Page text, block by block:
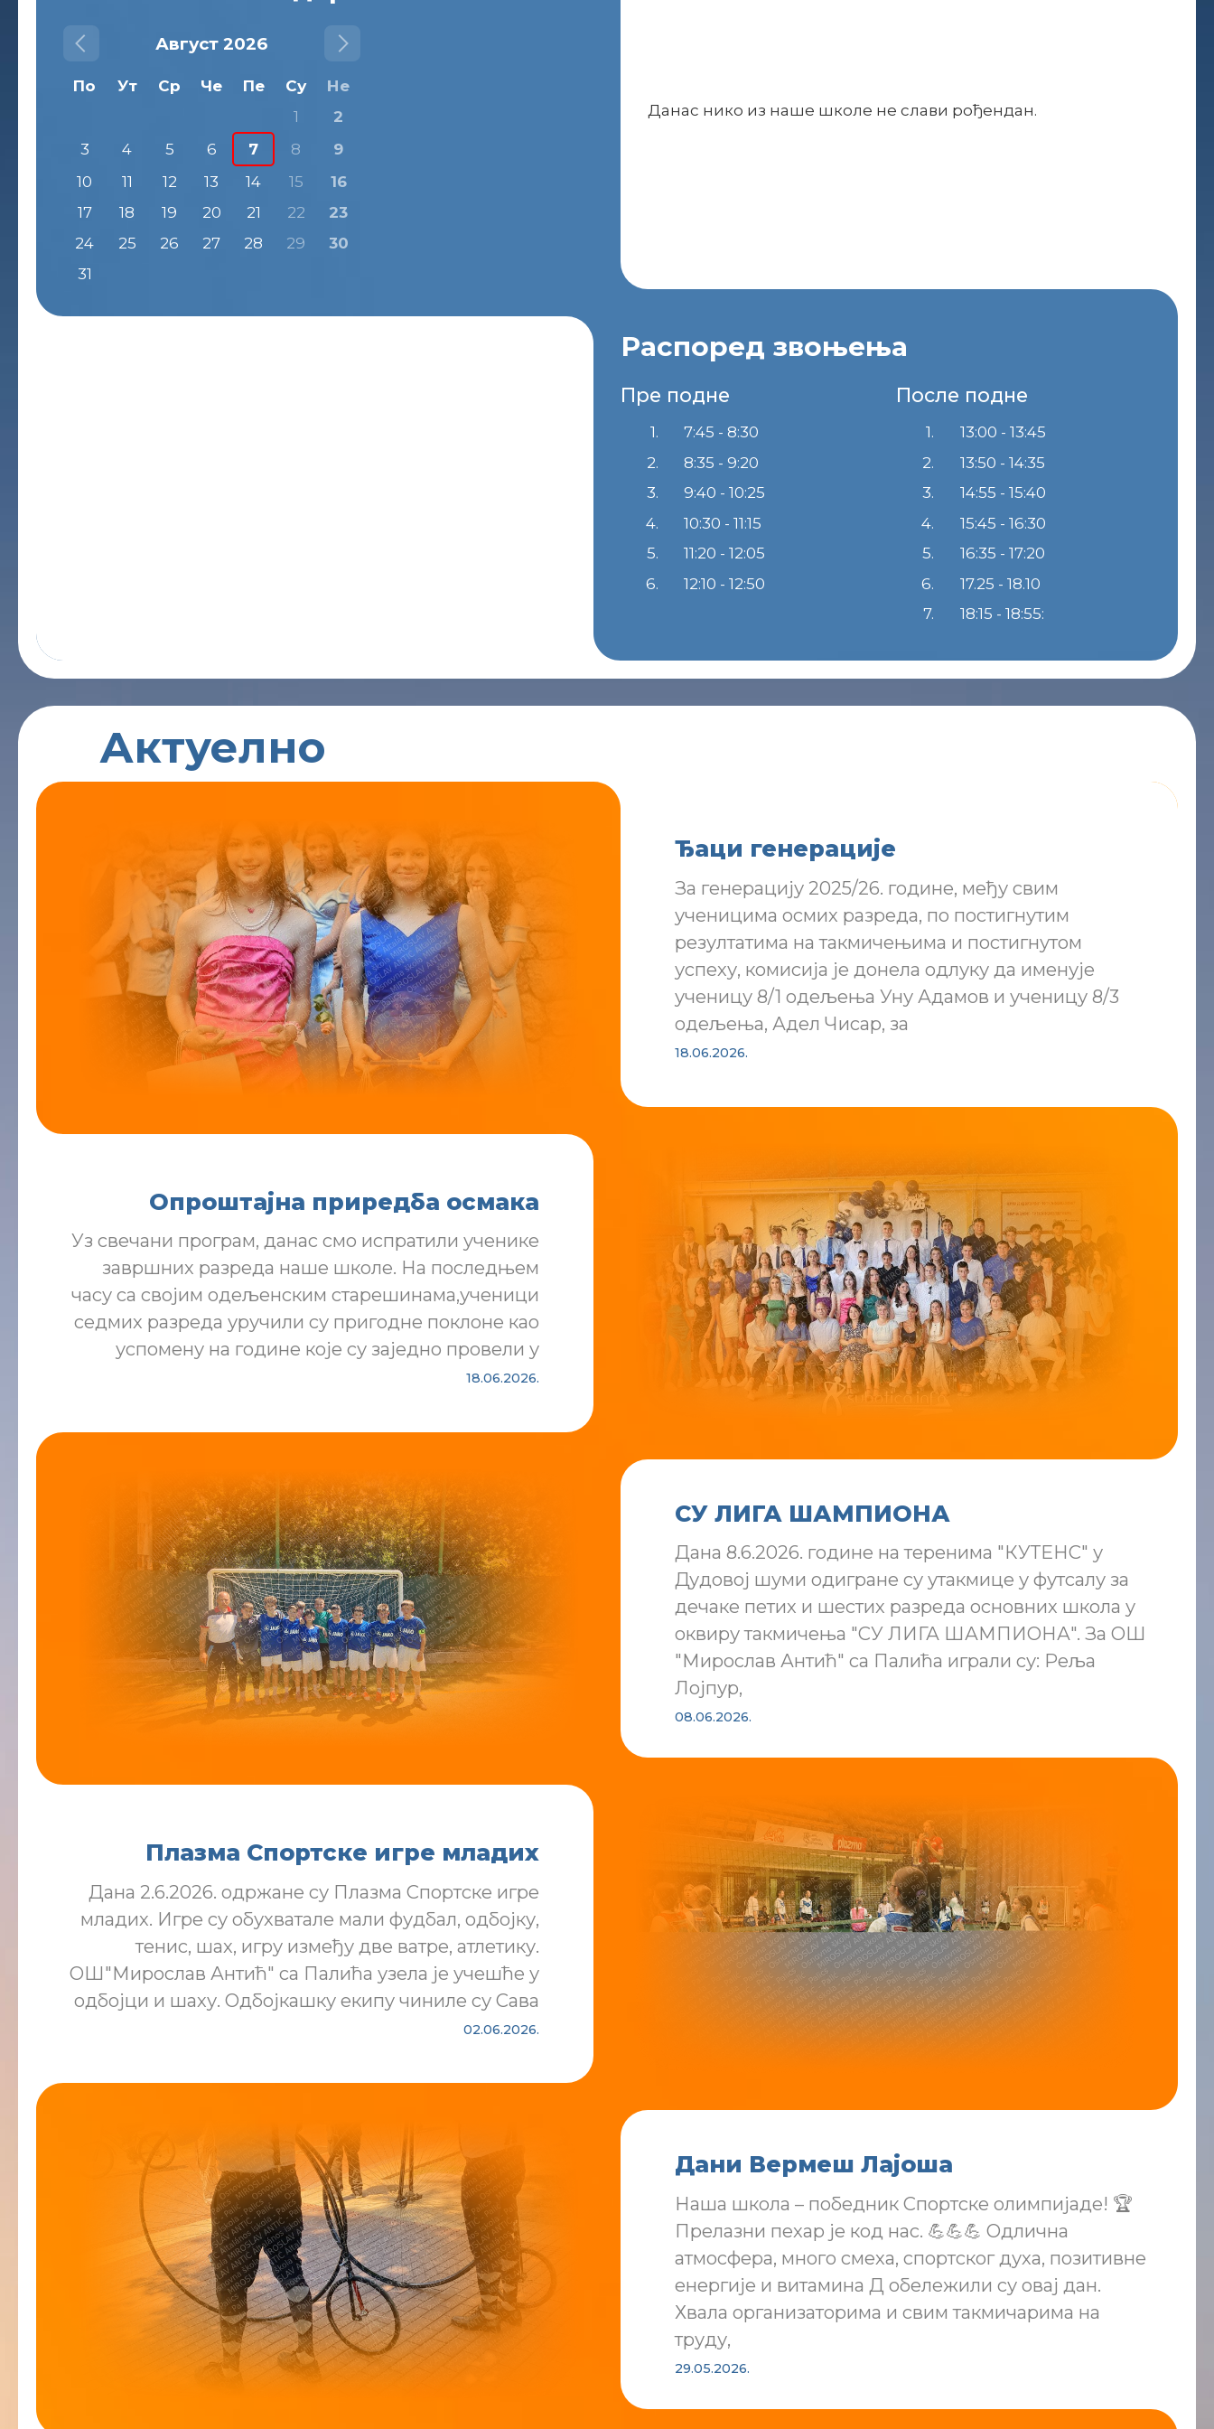
Август 2026
По Ут Ср Че Пе Су
Не
1
2
3
4 5 6 7 8
9
10
11 12 13 14 15
16
17
18 19 20 21 22
23
24
25 26 27 28 29
30
31
Данас нико из наше школе не слави рођендан.
Распоред звоњења
Пре подне
1.
7:45 - 8:30
2.
8:35 - 9:20
3.
9:40 - 10:25
4.
10:30 - 11:15
5.
11:20 - 12:05
6.
12:10 - 12:50
После подне
1.
13:00 - 13:45
2.
13:50 - 14:35
3.
14:55 - 15:40
4.
15:45 - 16:30
5.
16:35 - 17:20
6.
17.25 - 18.10
7.
18:15 - 18:55:
Актуелно
Ђаци генерације
За генерацију 2025/26. године, међу свим
ученицима осмих разреда, по постигнутим
резултатима на такмичењима и постигнутом
успеху, комисија је донела одлуку да именује
ученицу 8/1 одељења Уну Адамов и ученицу 8/3
одељења, Адел Чисар, за
18.06.2026.
Опроштајна приредба осмака
Уз свечани програм, данас смо испратили ученике
завршних разреда наше школе. На последњем
часу са својим одељенским старешинама,ученици
седмих разреда уручили су пригодне поклоне као
успомену на године које су заједно провели у
18.06.2026.
СУ ЛИГА ШАМПИОНА
Дана 8.6.2026. године на теренима "КУТЕНС" у
Дудовој шуми одигране су утакмице у футсалу за
дечаке петих и шестих разреда основних школа у
оквиру такмичења "СУ ЛИГА ШАМПИОНА". За ОШ
"Мирослав Антић" са Палића играли су: Реља
Лојпур,
08.06.2026.
Плазма Спортске игре младих
Дана 2.6.2026. одржане су Плазма Спортске игре
младих. Игре су обухватале мали фудбал, одбојку,
тенис, шах, игру између две ватре, атлетику.
ОШ"Мирослав Антић" са Палића узела је учешће у
одбојци и шаху. Одбојкашку екипу чиниле су Сава
02.06.2026.
Дани Вермеш Лајоша
Наша школа – победник Спортске олимпијаде! 🏆
Прелазни пехар је код нас. 💪💪💪 Одлична
атмосфера, много смеха, спортског духа, позитивне
енергије и витамина Д обележили су овај дан.
Хвала организаторима и свим такмичарима на
труду,
29.05.2026.